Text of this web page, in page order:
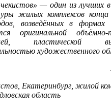
чекистов» — один из лучших
жилых комплексов
возведённых в формах
оригинальной объёмно-
пластической
художественного
Екатеринбург жилой
область